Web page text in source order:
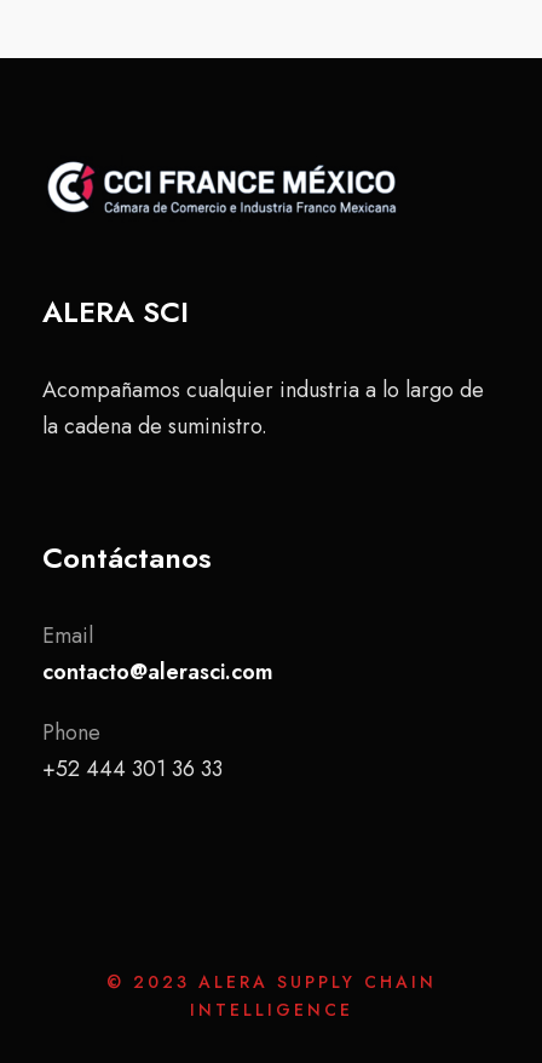
ALERA SCI
Acompañamos cualquier industria a lo largo de
la cadena de suministro.
Contáctanos
Email
contacto@alerasci.com
Phone
+52 444 301 36 33
© 2023 ALERA SUPPLY CHAIN
INTELLIGENCE